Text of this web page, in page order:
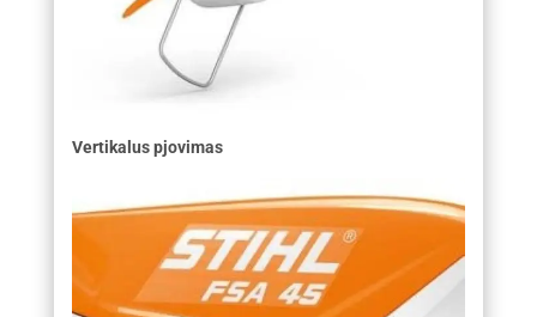
Vertikalus pjovimas